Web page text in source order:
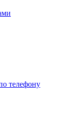
телефону